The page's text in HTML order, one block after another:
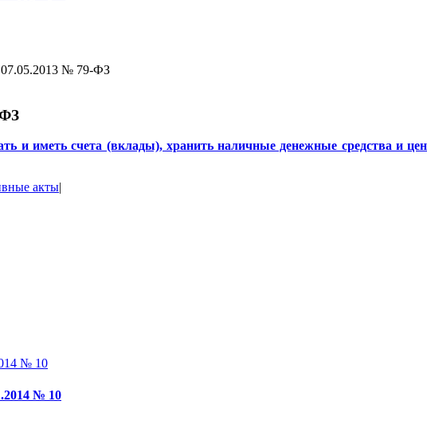
07.05.2013 № 79-ФЗ
и иметь счета (вклады), хранить наличные денежные средства и
акты|
№ 10
№ 10